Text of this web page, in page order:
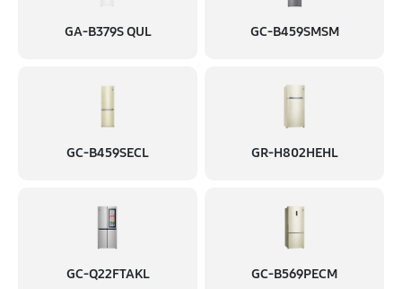
GA-B379S QUL GC-B459SMSM
GC-B459SECL GR-H802HEHL
GC-Q22FTAKL GC-B569PECM